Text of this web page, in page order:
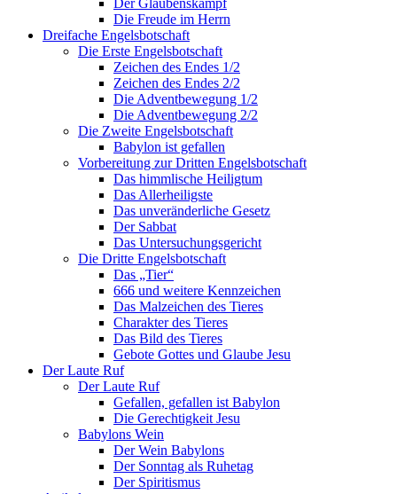
Der Glaubenskampf
Die Freude im Herrn
Dreifache Engelsbotschaft
Die Erste Engelsbotschaft
Zeichen des Endes 1/2
Zeichen des Endes 2/2
Die Adventbewegung 1/2
Die Adventbewegung 2/2
Die Zweite Engelsbotschaft
Babylon ist gefallen
Vorbereitung zur Dritten Engelsbotschaft
Das himmlische Heiligtum
Das Allerheiligste
Das unveränderliche Gesetz
Der Sabbat
Das Untersuchungsgericht
Die Dritte Engelsbotschaft
Das „Tier“
666 und weitere Kennzeichen
Das Malzeichen des Tieres
Charakter des Tieres
Das Bild des Tieres
Gebote Gottes und Glaube Jesu
Der Laute Ruf
Der Laute Ruf
Gefallen, gefallen ist Babylon
Die Gerechtigkeit Jesu
Babylons Wein
Der Wein Babylons
Der Sonntag als Ruhetag
Der Spiritismus